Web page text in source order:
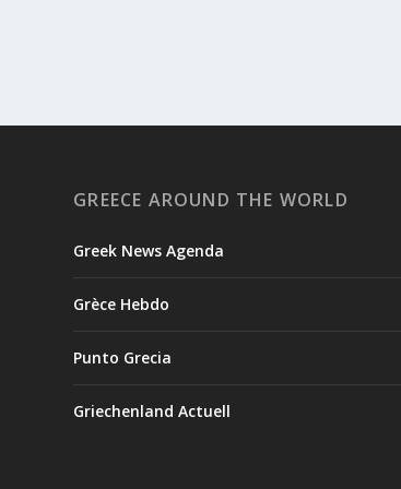
GREECE AROUND THE WORLD
Greek News Agenda
Grèce Hebdo
Punto Grecia
Griechenland Actuell